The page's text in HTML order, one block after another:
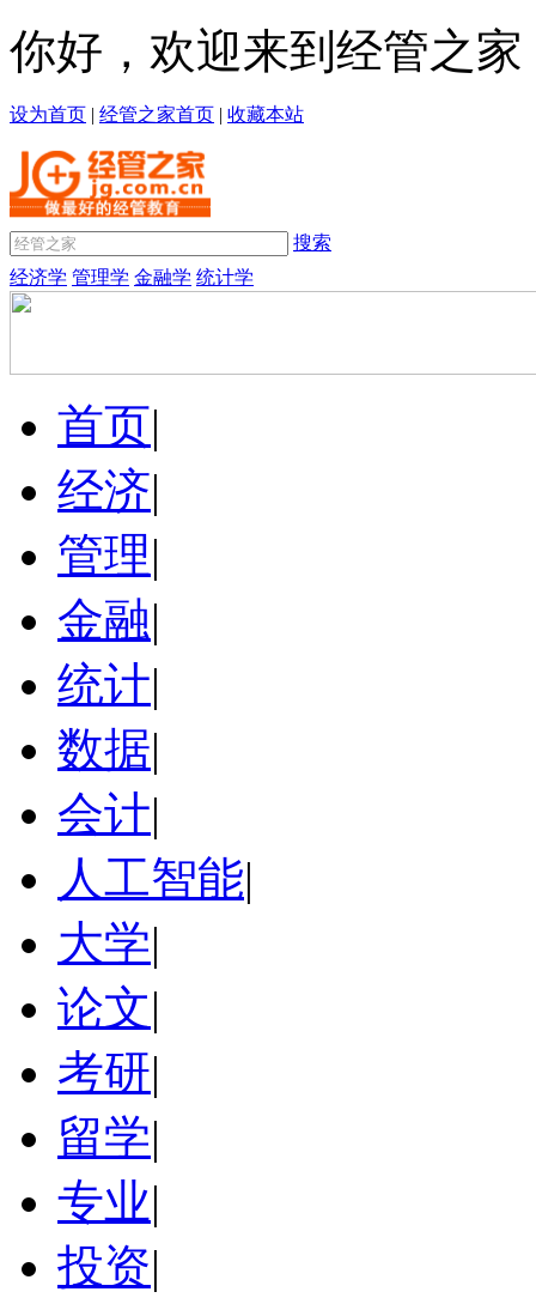
你好，欢迎来到经管之家
设为首页 | 经管之家首页 | 收藏本站
搜索
经济学 管理学 金融学 统计学
首页|
经济|
管理|
金融|
统计|
数据|
会计|
人工智能|
大学|
论文|
考研|
留学|
专业|
投资|